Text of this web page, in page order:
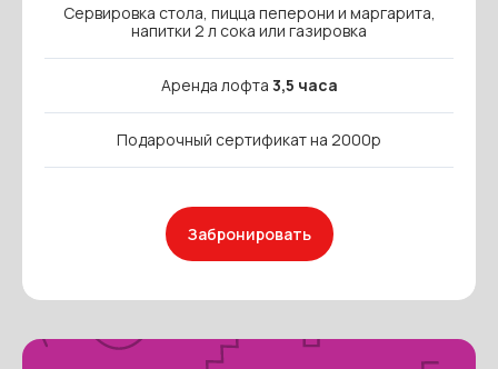
Сервировка стола, пицца пеперони и маргарита,
напитки 2 л сока или газировка
Аренда лофта 3,5 часа
Подарочный сертификат на 2000р
Забронировать